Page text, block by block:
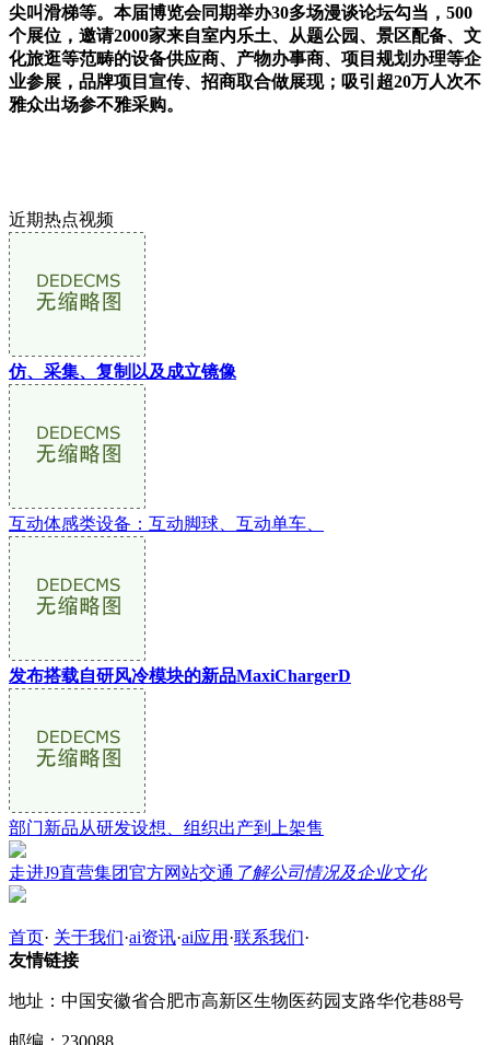
尖叫滑梯等。本届博览会同期举办30多场漫谈论坛勾当，500
个展位，邀请2000家来自室内乐土、从题公园、景区配备、文
化旅逛等范畴的设备供应商、产物办事商、项目规划办理等企
业参展，品牌项目宣传、招商取合做展现；吸引超20万人次不
雅众出场参不雅采购。
近期热点视频
仿、采集、复制以及成立镜像
互动体感类设备：互动脚球、互动单车、
发布搭载自研风冷模块的新品MaxiChargerD
部门新品从研发设想、组织出产到上架售
走进J9直营集团官方网站交通 了解公司情况及企业文化
首页· 关于我们·ai资讯·ai应用 ·联系我们·
友情链接
地址：中国安徽省合肥市高新区生物医药园支路华佗巷88号
邮编：230088